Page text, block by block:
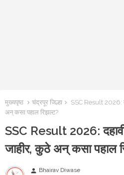
मुख्यपृष्ठ चंद्रपूर जिल्हा
SSC Result 2026:
अन् कसा पहाल रिझल्ट?
SSC Result 2026:
जाहीर, कुठे अन् कसा पहाल
person Bhairav Diwase